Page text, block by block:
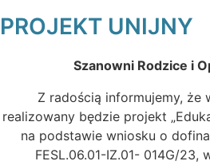
PROJEKT UNIJNY
Szanowni Rodzice i
Z radością informujemy, że
realizowany będzie projekt
na podstawie wniosku o
FESL.06.01-IZ.01- 014G/23,